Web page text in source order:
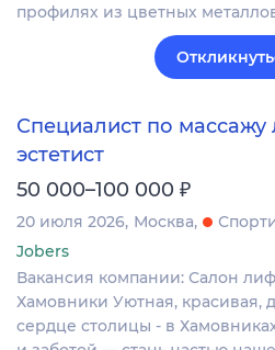
профилях из цветных
Специалист по массажу
эстетист
50 000–100 000 ₽
20 июля 2026 Москва
Jobers
Вакансия компании: Салон
Хамовники Уютная, красивая,
сердце столицы - в